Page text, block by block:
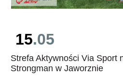
15.05
Strefa Aktywności Via Sport
Strongman w Jaworznie